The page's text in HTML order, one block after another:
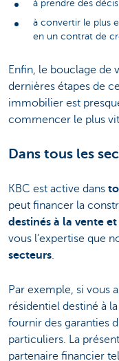
à prendre des
à convertir le plus
en un contrat de
Enfin, le bouclage de
dernières étapes de
immobilier est
commencer le plus
Dans tous les
KBC est active dans
peut financer la
destinés à la vente
vous l’expertise que
secteurs.
Par exemple, si vous
résidentiel destiné à
fournir des garanties
particuliers. La
partenaire financier